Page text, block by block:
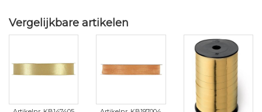
Vergelijkbare artikelen